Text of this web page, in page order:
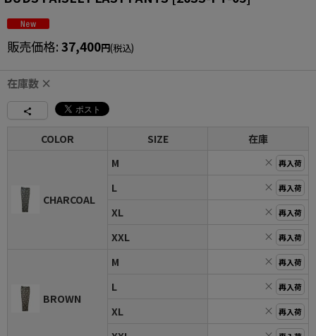
販売価格: 37,400円(税込)
在庫数 ×
COLOR SIZE 在庫
CHARCOAL
M × 再入荷
L × 再入荷
XL × 再入荷
XXL × 再入荷
BROWN
M × 再入荷
L × 再入荷
XL × 再入荷